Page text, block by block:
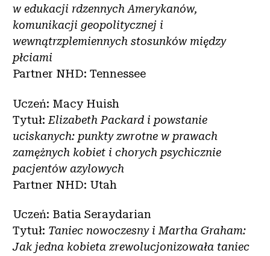
w edukacji rdzennych Amerykanów,
komunikacji geopolitycznej i
wewnątrzplemiennych stosunków między
płciami
Partner NHD: Tennessee
Uczeń: Macy Huish
Tytuł: Elizabeth Packard i powstanie
uciskanych: punkty zwrotne w prawach
zamężnych kobiet i chorych psychicznie
pacjentów azylowych
Partner NHD: Utah
Uczeń: Batia Seraydarian
Tytuł: Taniec nowoczesny i Martha Graham:
Jak jedna kobieta zrewolucjonizowała taniec